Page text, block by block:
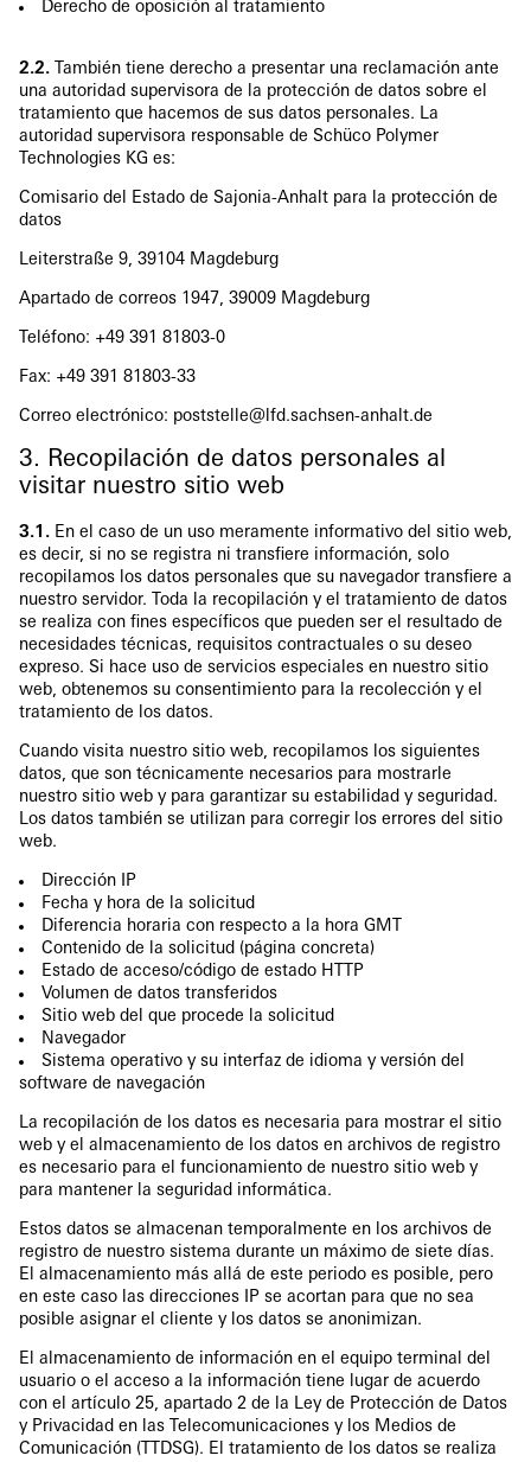
Derecho de oposición al tratamiento
2.2. También tiene derecho a presentar una reclamación ante
una autoridad supervisora de la protección de datos sobre el
tratamiento que hacemos de sus datos personales. La
autoridad supervisora responsable de Schüco Polymer
Technologies KG es:
Comisario del Estado de Sajonia-Anhalt para la protección de
datos
Leiterstraße 9, 39104 Magdeburg
Apartado de correos 1947, 39009 Magdeburg
Teléfono: +49 391 81803-0
Fax: +49 391 81803-33
Correo electrónico: poststelle@lfd.sachsen-anhalt.de
3. Recopilación de datos personales al
visitar nuestro sitio web
3.1. En el caso de un uso meramente informativo del sitio web,
es decir, si no se registra ni transfiere información, solo
recopilamos los datos personales que su navegador transfiere a
nuestro servidor. Toda la recopilación y el tratamiento de datos
se realiza con fines específicos que pueden ser el resultado de
necesidades técnicas, requisitos contractuales o su deseo
expreso. Si hace uso de servicios especiales en nuestro sitio
web, obtenemos su consentimiento para la recolección y el
tratamiento de los datos.
Cuando visita nuestro sitio web, recopilamos los siguientes
datos, que son técnicamente necesarios para mostrarle
nuestro sitio web y para garantizar su estabilidad y seguridad.
Los datos también se utilizan para corregir los errores del sitio
web.
Dirección IP
Fecha y hora de la solicitud
Diferencia horaria con respecto a la hora GMT
Contenido de la solicitud (página concreta)
Estado de acceso/código de estado HTTP
Volumen de datos transferidos
Sitio web del que procede la solicitud
Navegador
Sistema operativo y su interfaz de idioma y versión del
software de navegación
La recopilación de los datos es necesaria para mostrar el sitio
web y el almacenamiento de los datos en archivos de registro
es necesario para el funcionamiento de nuestro sitio web y
para mantener la seguridad informática.
Estos datos se almacenan temporalmente en los archivos de
registro de nuestro sistema durante un máximo de siete días.
El almacenamiento más allá de este periodo es posible, pero
en este caso las direcciones IP se acortan para que no sea
posible asignar el cliente y los datos se anonimizan.
El almacenamiento de información en el equipo terminal del
usuario o el acceso a la información tiene lugar de acuerdo
con el artículo 25, apartado 2 de la Ley de Protección de Datos
y Privacidad en las Telecomunicaciones y los Medios de
Comunicación (TTDSG). El tratamiento de los datos se realiza